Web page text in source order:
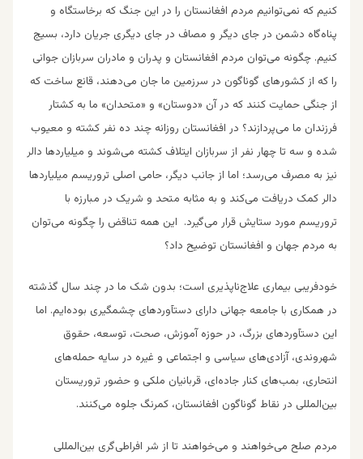
کنیم که نمی‌توانیم مردم افغانستان را در این جنگ که برخاستگاه و
پناه‌گاه دشمن در جای دیگر و مصاف در جای دیگری جریان دارد، بسیج
کنیم. چگونه می‌توان مردم افغانستان و پدران و مادران سربازان جوانی
را که از کشور‌های گوناگون در سرزمین ما جان می‌دهند، قانع ساخت که
از جنگی حمایت کنند که در آن «دوستان» و «متحدان» ما به کشتار
فرزندان ما می‌پردازند؟ در افغانستان روزانه چند ده نفر کشته و معیوب
شده و سه تا چهار نفر از سربازان ایتلاف کشته می‌شوند و میلیارد‌ها دالر
نیز به مصرف می‌رسد؛ اما از جانب دیگر، حامی اصلی تروریسم میلیارد‌ها
دالر کمک دریافت می‌کند و به مثابه متحد و شریک در مبارزه با
تروریسم مورد ستایش قرار می‌گیرد. این همه تناقض را چگونه می‌توان
به مردم جهان و افغانستان توضیح داد؟
خودفریبی بیماری علاج‌ناپذیری است؛ بدون شک ما در چند سال گذشته
در همکاری با جامعه جهانی دارای دستآوردهای چشمگیری بوده‌ایم. اما
این دستآورد‌های بزرگ، در حوزه آموزش، صحت، توسعه، حقوق
شهروندی، آزادی‌های سیاسی و اجتماعی و غیره در سایه حمله‌های
انتحاری، بمب‌های کنار جاده‌ای، قربانیان ملکی و حضور تروریستان
بین‌المللی در نقاط گوناگون افغانستان، کمرنگ جلوه می‌کنند.
مردم صلح می‌خواهند و می‌خواهند تا از شر افراطی‌گری بین‌المللی